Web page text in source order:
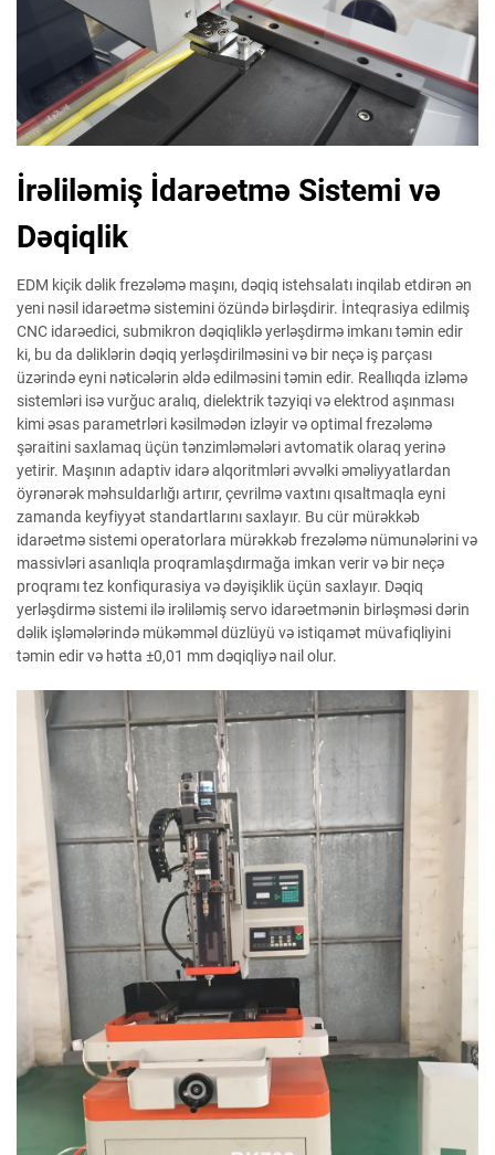
İrəliləmiş İdarəetmə Sistemi və
Dəqiqlik
EDM kiçik dəlik frezələmə maşını, dəqiq istehsalatı inqilab etdirən ən
yeni nəsil idarəetmə sistemini özündə birləşdirir. İnteqrasiya edilmiş
CNC idarəedici, submikron dəqiqliklə yerləşdirmə imkanı təmin edir
ki, bu da dəliklərin dəqiq yerləşdirilməsini və bir neçə iş parçası
üzərində eyni nəticələrin əldə edilməsini təmin edir. Reallıqda izləmə
sistemləri isə vurğuc aralıq, dielektrik təzyiqi və elektrod aşınması
kimi əsas parametrləri kəsilmədən izləyir və optimal frezələmə
şəraitini saxlamaq üçün tənzimləmələri avtomatik olaraq yerinə
yetirir. Maşının adaptiv idarə alqoritmləri əvvəlki əməliyyatlardan
öyrənərək məhsuldarlığı artırır, çevrilmə vaxtını qısaltmaqla eyni
zamanda keyfiyyət standartlarını saxlayır. Bu cür mürəkkəb
idarəetmə sistemi operatorlara mürəkkəb frezələmə nümunələrini və
massivləri asanlıqla proqramlaşdırmağa imkan verir və bir neçə
proqramı tez konfiqurasiya və dəyişiklik üçün saxlayır. Dəqiq
yerləşdirmə sistemi ilə irəliləmiş servo idarəetmənin birləşməsi dərin
dəlik işləmələrində mükəmməl düzlüyü və istiqamət müvafiqliyini
təmin edir və hətta ±0,01 mm dəqiqliyə nail olur.